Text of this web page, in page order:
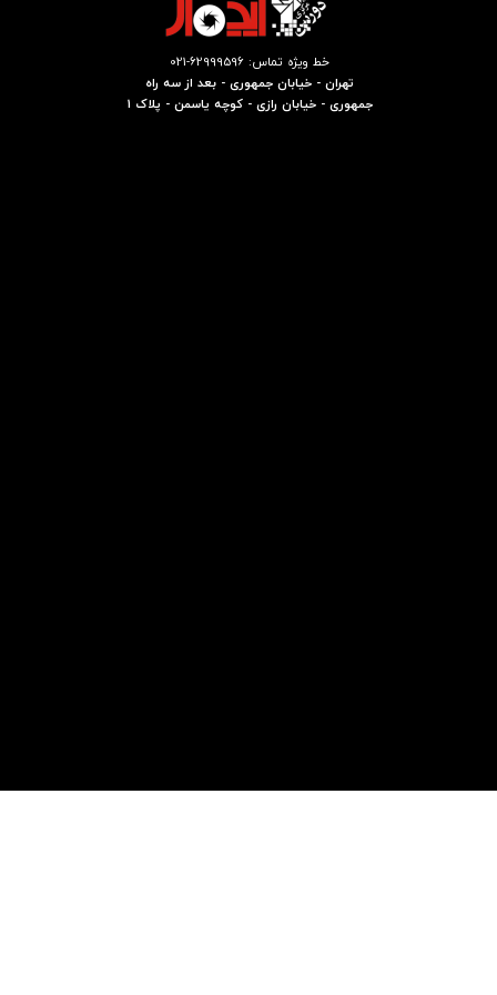
خط ویژه تماس: 62999596-021
تهران - خیابان جمهوری - بعد از سه راه
جمهوری - خیابان رازی - کوچه یاسمن - پلاک 1